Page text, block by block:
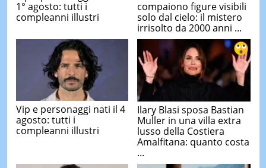
1° agosto: tutti i
compleanni illustri
compaiono figure visibili
solo dal cielo: il mistero
irrisolto da 2000 anni ...
Vip e personaggi nati il 4
agosto: tutti i
compleanni illustri
Ilary Blasi sposa Bastian
Muller in una villa extra
lusso della Costiera
Amalfitana: quanto costa
...